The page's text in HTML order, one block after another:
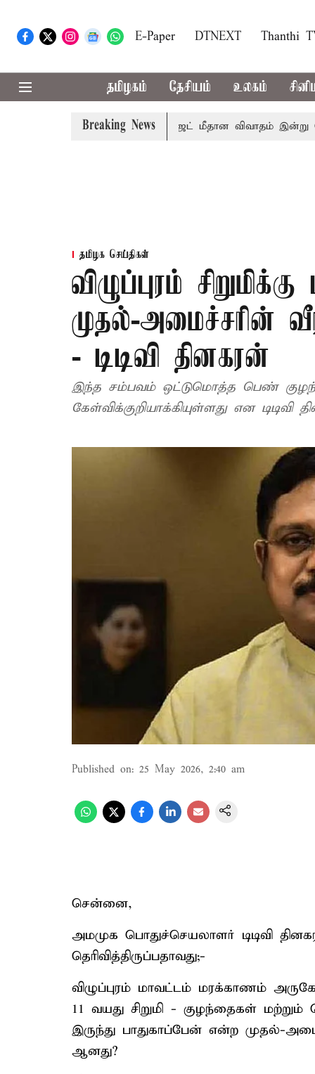
E-Paper DTNEXT Thanthi
தமிழகம் தேசியம் உலகம்
Breaking News
சட்டசபையில் பட்ஜெட் மீதான விவாதம் இன்று
தமிழக செய்திகள்
விழுப்புரம்
முதல்-
- டிடிவி தினகரன்
இந்த சம்பவம் ஒட்டுமொத்த பெண்
கேள்விக்குறியாக்கியுள்ளது என டிடிவி
Published on: 25 May 2026, 2:40 am
சென்னை,
அமமுக பொதுச்செயலாளர் டிடிவி
தெரிவித்திருப்பதாவது;-
விழுப்புரம் மாவட்டம் மரக்காணம்
11 வயது சிறுமி - குழந்தைகள்
இருந்து பாதுகாப்பேன் என்ற முதல்-
ஆனது?